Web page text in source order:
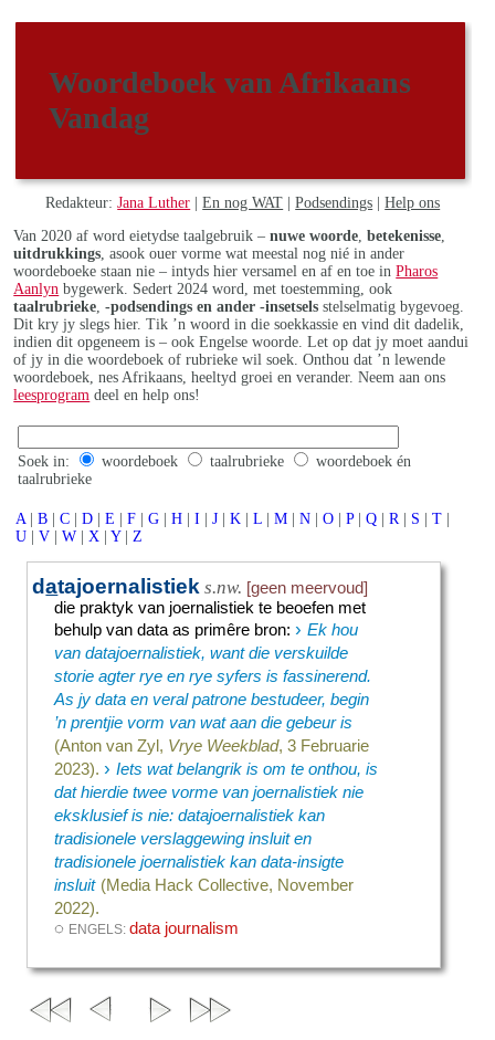
Woordeboek van Afrikaans
Vandag
Redakteur:Jana Luther |En nog WAT |Podsendings |Help ons
Van 2020 af word eietydse taalgebruik –nuwe woorde ,betekenisse
uitdrukkings , asook ouer vorme wat meestal nog nié in ander
woordeboeke staan nie – intyds hier versamel en af en toe inPharos
Aanlyn bygewerk. Sedert 2024 word, met toestemming, ook
taalrubrieke ,-podsendings en ander -insetsels stelselmatig bygevoeg.
Dit kry jy slegs hier. Tik ’n woord in die soekkassie en vind dit dadelik,
indien dit opgeneem is – ook Engelse woorde. Let op dat jy moet aandui
of jy in die woordeboek of rubrieke wil soek. Onthou dat ’n lewende
woordeboek, nes Afrikaans, heeltyd groei en verander. Neem aan ons
leesprogram deel en help ons!
Soek in: woordeboek taalrubrieke
woordeboek én
taalrubrieke
A | B | C | D | E | F | G | H | I | J | K | L | M | N | O | P | Q | R | S | T |
U | V | W | X | Y | Z
datajoernalistiek s.nw. [geen meervoud]
die praktyk van joernalistiek te beoefen met
behulp van data as primêre bron:› Ek hou
van datajoernalistiek, want die verskuilde
storie agter rye en rye syfers is fassinerend.
As jy data en veral patrone bestudeer, begin
’n prentjie vorm van wat aan die gebeur is
(Anton van Zyl, Vrye Weekblad, 3 Februarie
2023). › Iets wat belangrik is om te onthou, is
dat hierdie twee vorme van joernalistiek nie
eksklusief is nie: datajoernalistiek kan
tradisionele verslaggewing insluit en
tradisionele joernalistiek kan data-insigte
insluit (Media Hack Collective, November
2022).
◌ ENGELS:data journalism